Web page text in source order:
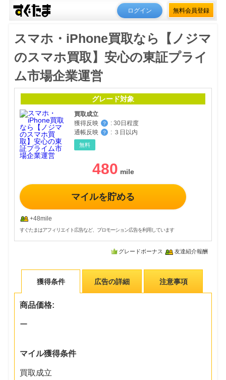
ログイン 無料会員登録
スマホ・iPhone買取なら【ノジマ
のスマホ買取】安心の東証プライ
ム市場企業運営
グレード対象
買取成立
獲得反映
？ : 30日程度
通帳反映
？ : ３日以内
無料
480
マイルを貯める
+48mile
すぐたまはアフィリエイト広告など、プロモーション広告を利用しています
グレードボーナス 友達紹介報酬
獲得条件 広告の詳細 注意事項
商品価格:
ー
マイル獲得条件
買取成立